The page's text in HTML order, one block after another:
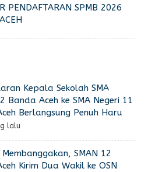
PENDAFTARAN SPMB 2026
Kepala Sekolah SMA
Banda Aceh ke SMA Negeri 11
Berlangsung Penuh Haru
lalu
Membanggakan, SMAN 12
Kirim Dua Wakil ke OSN